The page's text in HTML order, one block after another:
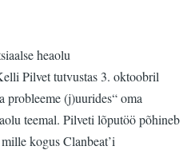
heaolu
Pilvet tutvustas 3. oktoobril
(j)uurides“ oma
teemal. Pilveti lõputöö põhineb
kogus Clanbeat’i